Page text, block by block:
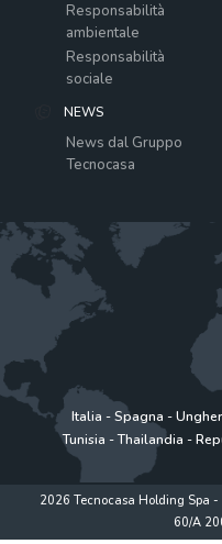
Responsabilità
ambientale
Responsabilità
sociale
NEWS
News dal Gruppo
Tecnocasa
Italia -Spagna -
Tunisia -Thailandia -
2026 Tecnocasa Holding Spa
60/A